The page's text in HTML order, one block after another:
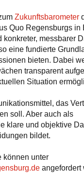
Zukunftsbarometer
Quo Regensburgs in
messbarer
eine fundierte
bieten. Dabei
transparent
Situation
das
soll. Aber auch als
klare und objektive
bildet.
können unter
angefordert